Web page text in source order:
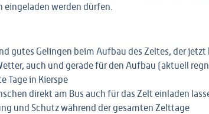
eingeladen werden dürfen.
gutes Gelingen beim Aufbau des Zeltes, der
auch und gerade für den Aufbau (aktuell
Tage in Kierspe
direkt am Bus auch für das Zelt einladen
und Schutz während der gesamten Zelttage